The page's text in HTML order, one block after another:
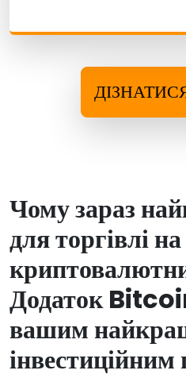
Чому зараз
для торгівлі на
Додаток
вашим